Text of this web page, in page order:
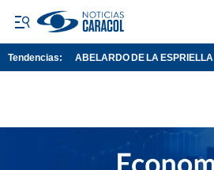
Tendencias: ABELARDO DE LA ESPRIELLA